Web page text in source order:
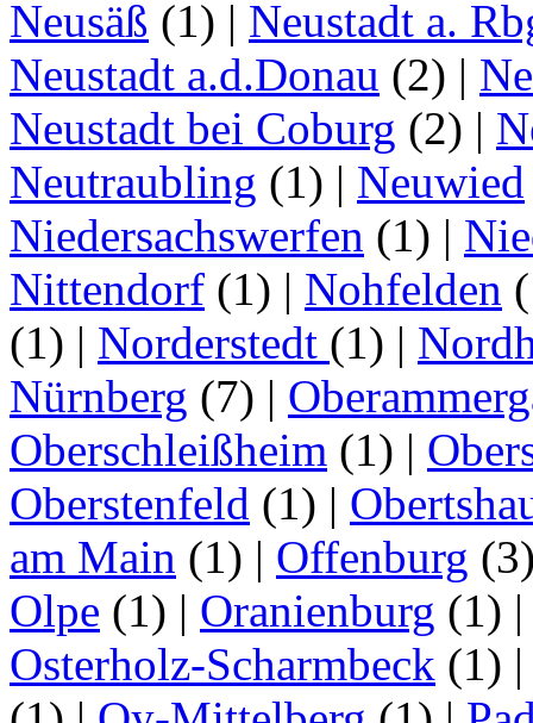
Neusäß (1) | Neustadt a.
Neustadt a.d.Donau (2) |
Neustadt bei Coburg (2) |
Neutraubling (1) | Neuwied
Niedersachswerfen (1) |
Nittendorf (1) | Nohfelden
(1) | Norderstedt (1) |
Nürnberg (7) |
Oberschleißheim (1) |
Oberstenfeld (1) |
am Main (1) | Offenburg
Olpe (1) | Oranienburg (1)
Osterholz-Scharmbeck (1)